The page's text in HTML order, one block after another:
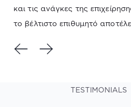
και τις ανάγκες της
το βέλτιστο επιθυμητό
TESTIMONIALS